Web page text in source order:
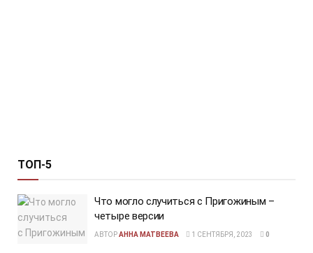
ТОП-5
Что могло случиться с Пригожиным –
четыре версии
АВТОРАННА МАТВЕЕВА 1 СЕНТЯБРЯ, 2023 0